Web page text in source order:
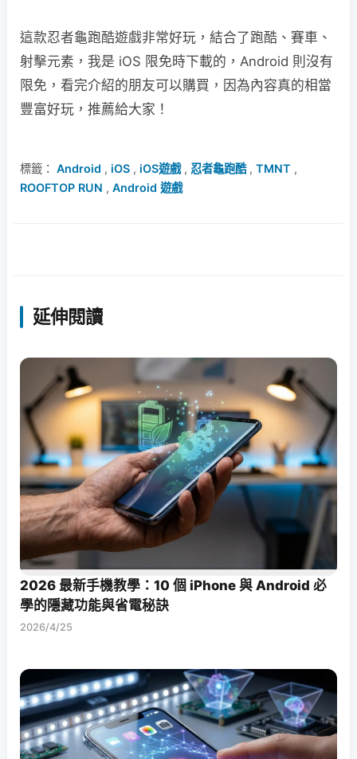
這款忍者龜跑酷遊戲非常好玩，結合了跑酷、賽車、
射擊元素，我是 iOS 限免時下載的，Android 則沒有
限免，看完介紹的朋友可以購買，因為內容真的相當
豐富好玩，推薦給大家！
標籤： Android , iOS , iOS遊戲, 忍者龜跑酷, TMNT ,
ROOFTOP RUN , Android 遊戲
延伸閱讀
2026 最新手機教學：10 個 iPhone 與 Android 必
學的隱藏功能與省電秘訣
2026/4/25